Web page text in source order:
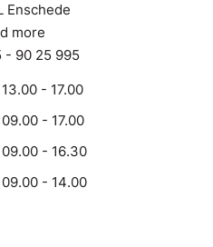
Enschede
more
- 90 25 995
13.00 - 17.00
09.00 - 17.00
09.00 - 16.30
09.00 - 14.00